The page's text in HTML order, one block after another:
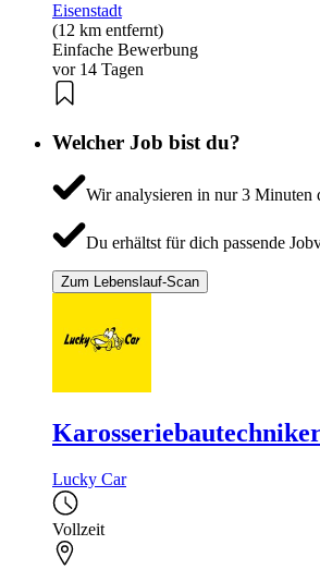
Eisenstadt
(12 km entfernt)
Einfache Bewerbung
vor 14 Tagen
Welcher Job bist du?
Wir analysieren in nur 3 Minuten
Du erhältst für dich passende
Zum Lebenslauf-Scan
Lucky Car
Vollzeit